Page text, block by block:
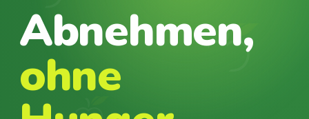
Abnehmen,
ohne